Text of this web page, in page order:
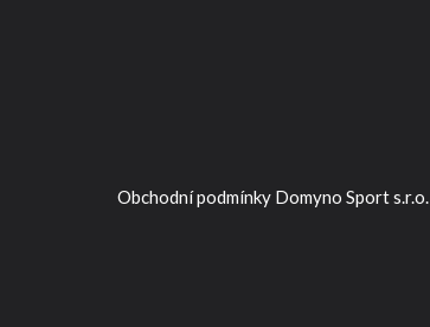
Obchodní podmínky Domyno Sport s.r.o.